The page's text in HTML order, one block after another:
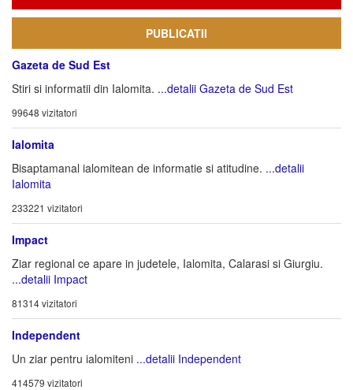
PUBLICATII
Gazeta de Sud Est
Stiri si informatii din Ialomita. ...detalii Gazeta de Sud Est
99648 vizitatori
Ialomita
Bisaptamanal ialomitean de informatie si atitudine. ...detalii
Ialomita
233221 vizitatori
Impact
Ziar regional ce apare in judetele, Ialomita, Calarasi si Giurgiu.
...detalii Impact
81314 vizitatori
Independent
Un ziar pentru ialomiteni ...detalii Independent
414579 vizitatori